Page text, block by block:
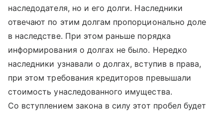
наследодателя, но и его долги. Наследники
отвечают по этим долгам пропорционально доле
в наследстве. При этом раньше порядка
информирования о долгах не было. Нередко
наследники узнавали о долгах, вступив в права,
при этом требования кредиторов превышали
стоимость унаследованного имущества.
Со вступлением закона в силу этот пробел будет